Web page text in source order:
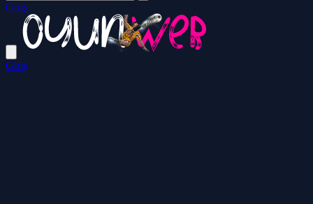
Giriş
Giriş